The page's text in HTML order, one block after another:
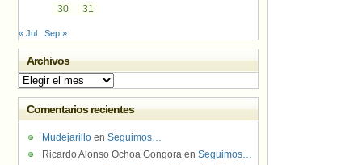
30
31
« Jul Sep »
Archivos
Archivos
Comentarios recientes
Mudejarillo en Seguimos…
Ricardo Alonso Ochoa Gongora en Seguimos…